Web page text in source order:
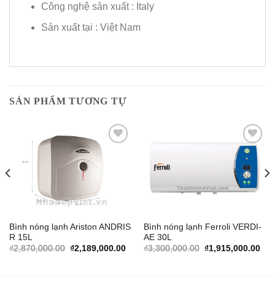
Công nghệ sản xuất : Italy
Sản xuất tại : Việt Nam
SẢN PHẨM TƯƠNG TỰ
Add to
Bình nóng lạnh Ariston ANDRIS
R 15L
₫2,870,000.00 Original
₫2,189,000.00Current
Add to
Wishlist
Bình nóng lạnh Ferroli VERDI-
AE 30L
₫3,300,000.00 Original
₫1,915,000.00